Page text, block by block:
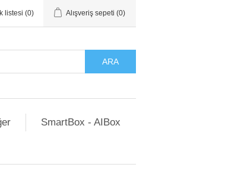
listesi (0) Alışveriş sepeti (0)
ARA
SmartBox - AIBox